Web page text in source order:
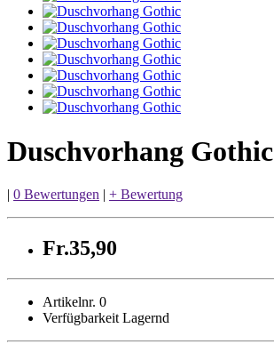
Duschvorhang Gothic
| 0 Bewertungen | + Bewertung
Fr.35,90
Artikelnr. 0
Verfügbarkeit Lagernd